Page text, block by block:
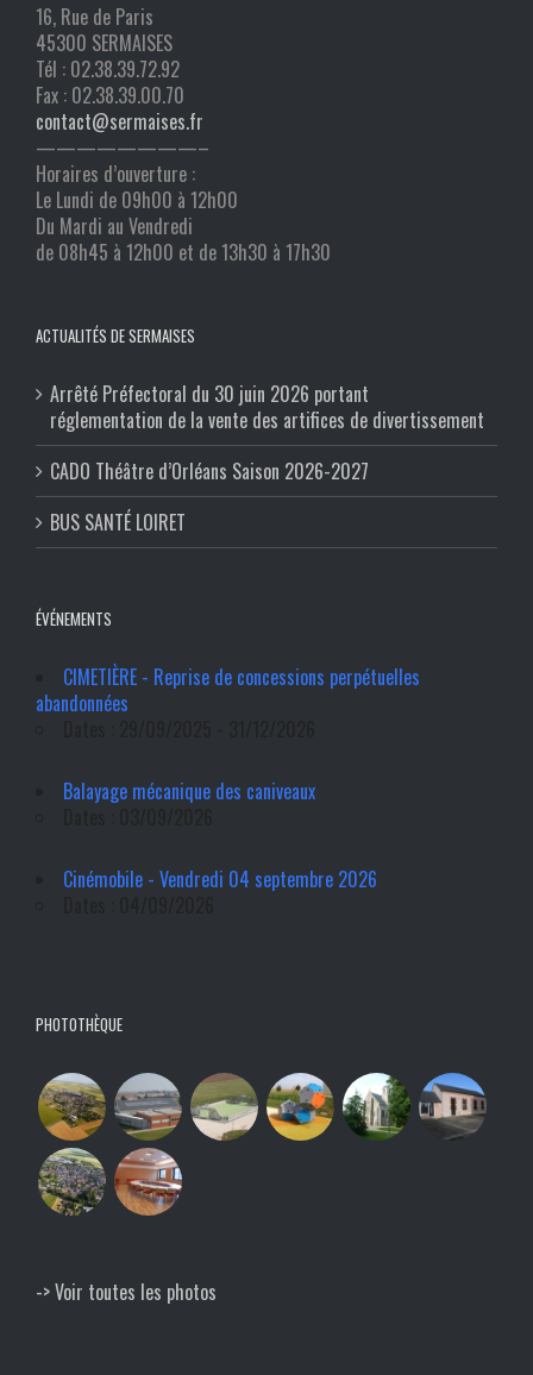
16, Rue de Paris
45300 SERMAISES
Tél : 02.38.39.72.92
Fax : 02.38.39.00.70
contact@sermaises.fr
————————–
Horaires d’ouverture :
Le Lundi de 09h00 à 12h00
Du Mardi au Vendredi
de 08h45 à 12h00 et de 13h30 à 17h30
ACTUALITÉS DE SERMAISES
Arrêté Préfectoral du 30 juin 2026 portant
réglementation de la vente des artifices de divertissement
CADO Théâtre d’Orléans Saison 2026-2027
BUS SANTÉ LOIRET
ÉVÉNEMENTS
CIMETIÈRE - Reprise de concessions perpétuelles
abandonnées
Balayage mécanique des caniveaux
Cinémobile - Vendredi 04 septembre 2026
PHOTOTHÈQUE
-> Voir toutes les photos